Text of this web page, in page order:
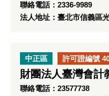
聯絡電話：2336-9989
法人地址：臺北市信義區
中正區 許可證編號
財團法人臺灣會計
聯絡電話：23577738